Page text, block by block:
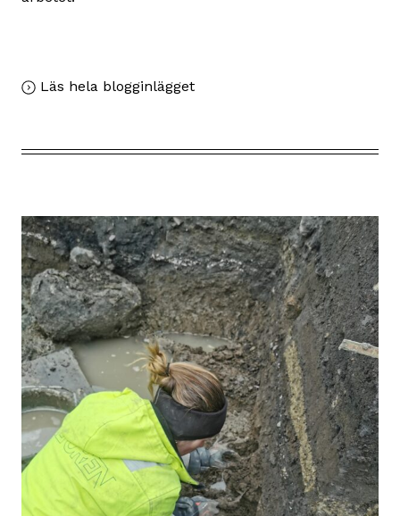
Läs hela blogginlägget,
Ängslada
kulturreservat